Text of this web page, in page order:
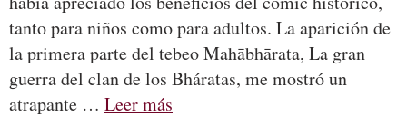
tanto para niños como para adultos. La aparición de
la primera parte del tebeo Mahābhārata, La gran
guerra del clan de los Bháratas, me mostró un
atrapante … Leer más